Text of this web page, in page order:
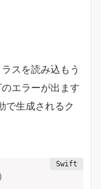
スを読み込もう
エラーが出ます
で生成されるク
)